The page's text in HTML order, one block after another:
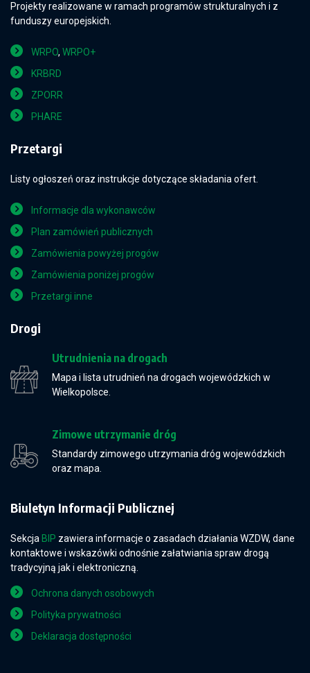
Projekty realizowane w ramach programów strukturalnych i z
funduszy europejskich.
WRPO, WRPO+
KRBRD
ZPORR
PHARE
Przetargi
Listy ogłoszeń oraz instrukcje dotyczące składania ofert.
Informacje dla wykonawców
Plan zamówień publicznych
Zamówienia powyżej progów
Zamówienia poniżej progów
Przetargi inne
Drogi
Utrudnienia na drogach
Mapa i lista utrudnień na drogach wojewódzkich w
Wielkopolsce.
Zimowe utrzymanie dróg
Standardy zimowego utrzymania dróg wojewódzkich
oraz mapa.
Biuletyn Informacji Publicznej
Sekcja BIP zawiera informacje o zasadach działania WZDW, dane
kontaktowe i wskazówki odnośnie załatwiania spraw drogą
tradycyjną jak i elektroniczną.
Ochrona danych osobowych
Polityka prywatności
Deklaracja dostępności